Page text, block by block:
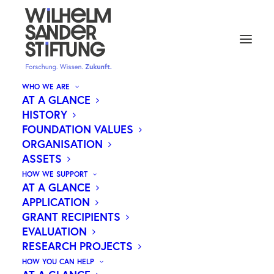
WHO WE ARE
AT A GLANCE
HISTORY
FOUNDATION VALUES
ORGANISATION
ASSETS
HOW WE SUPPORT
AT A GLANCE
APPLICATION
GRANT RECIPIENTS
EVALUATION
RESEARCH PROJECTS
HOW YOU CAN HELP
NEUE IMPULSE FÜR
KREBSTHERAPIEN: WILHELM
SANDER-STIFTUNG FÖRDERT
FORSCHUNGSPROJEKTE MIT
1,3 MILLIONEN EURO